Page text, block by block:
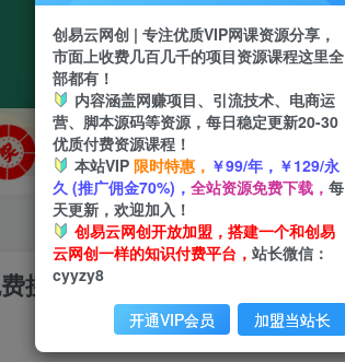
VIP推广
70%分佣
会员专属推广链接
招募站长
搜索流量核心实操体系
创易云网创 | 专注优质VIP网课资源分享，
市面上收费几百几千的项目资源课程这里全
部都有！
内容涵盖网赚项目、引流技术、电商运
营、脚本源码等资源，每日稳定更新20-30
优质付费资源课程！
本站VIP 限时特惠， ￥99/年，￥129/永
久 (推广佣金70%)， 全站资源免费下载， 每
天更新，欢迎加入！
创易云网创开放加盟，搭建一个和创易
云网创一样的知识付费平台， 站长微信：
cyyzy8
开通VIP会员 加盟当站长